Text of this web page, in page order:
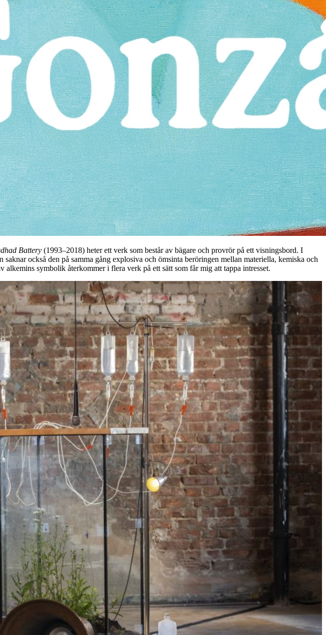
Battery (1993–2018) heter ett verk som består av bägare och provrör på ett visningsbord. I
också den på samma gång explosiva och ömsinta beröringen mellan materiella, kemiska och
symbolik återkommer i flera verk på ett sätt som får mig att tappa intresset.